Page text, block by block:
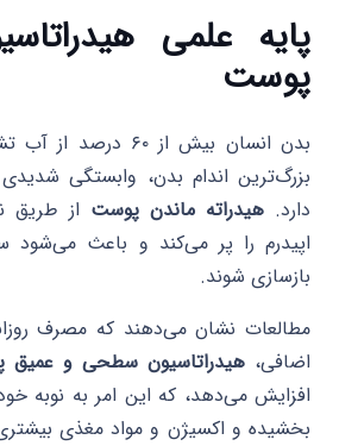
پایه علمی
پوست
بدن انسان بیش از
بزرگ‌ترین اندام بدن، وابستگی
دارد. هیدراته ماندن پوست از طریق
اپیدرم را پر می‌کند و باعث می‌شود
بازسازی شوند.
اضافی، هیدراتاسیون سطحی و عمیق
افزایش می‌دهد، که این امر به نوبه
بخشیده و اکسیژن و مواد مغذی